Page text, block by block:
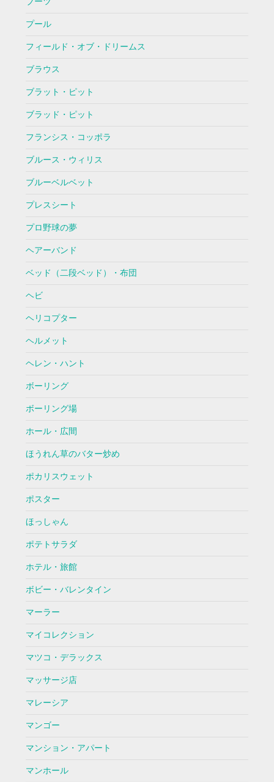
プール
フィールド・オブ・ドリームス
ブラウス
ブラット・ピット
ブラッド・ピット
フランシス・コッポラ
ブルース・ウィリス
ブルーベルベット
プレスシート
プロ野球の夢
ヘアーバンド
ベッド（二段ベッド）・布団
ヘビ
ヘリコプター
ヘルメット
ヘレン・ハント
ボーリング
ボーリング場
ホール・広間
ほうれん草のバター炒め
ポカリスウェット
ポスター
ほっしゃん
ポテトサラダ
ホテル・旅館
ボビー・バレンタイン
マーラー
マイコレクション
マツコ・デラックス
マッサージ店
マレーシア
マンゴー
マンション・アパート
マンホール